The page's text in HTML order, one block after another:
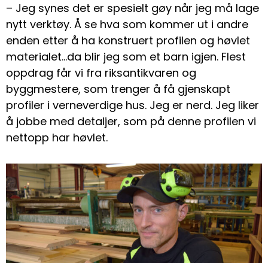
– Jeg synes det er spesielt gøy når jeg må lage
nytt verktøy. Å se hva som kommer ut i andre
enden etter å ha konstruert profilen og høvlet
materialet…da blir jeg som et barn igjen. Flest
oppdrag får vi fra riksantikvaren og
byggmestere, som trenger å få gjenskapt
profiler i verneverdige hus. Jeg er nerd. Jeg liker
å jobbe med detaljer, som på denne profilen vi
nettopp har høvlet.